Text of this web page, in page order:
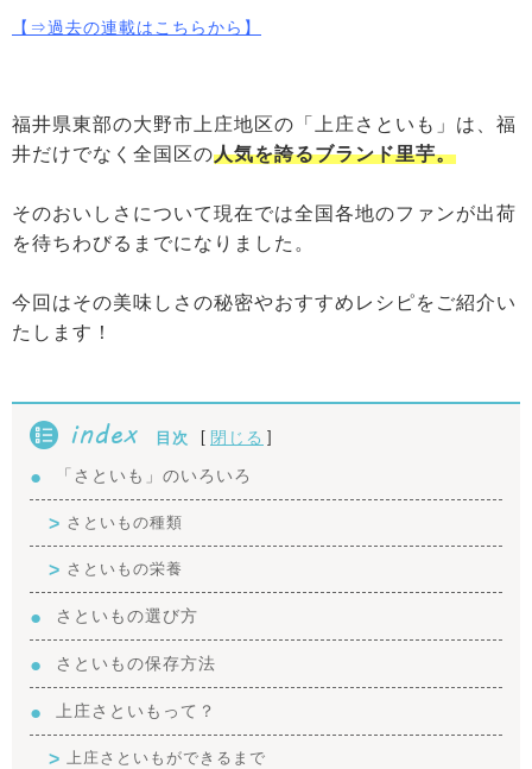
【⇒過去の連載はこちらから 】
福井県東部の大野市上庄地区の「上庄さといも」は、福
井だけでなく全国区の人気を誇るブランド里芋。
そのおいしさについて現在では全国各地のファンが出荷
を待ちわびるまでになりました。
今回はその美味しさの秘密やおすすめレシピをご紹介い
たします！
index 目次 [ 閉じる ]
「さといも」のいろいろ
さといもの種類
さといもの栄養
さといもの選び方
さといもの保存方法
上庄さといもって？
上庄さといもができるまで